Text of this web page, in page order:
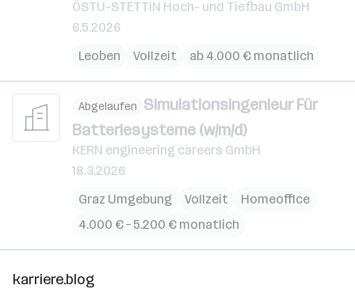
ÖSTU-STETTIN Hoch- und Tiefbau GmbH
6.5.2026
Leoben
Vollzeit ab 4.000 € monatlich
Abgelaufen Simulationsingenieur Für
Batteriesysteme (w/m/d)
KERN engineering careers GmbH
18.3.2026
Graz Umgebung
Vollzeit
Homeoffice
4.000 € – 5.200 € monatlich
karriere.blog